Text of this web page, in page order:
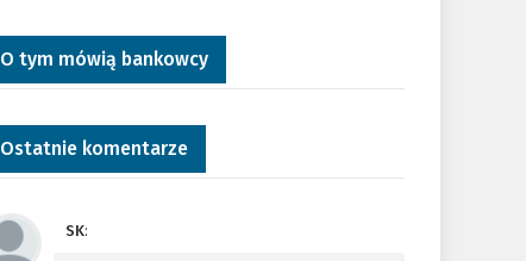
O tym mówią bankowcy
Ostatnie komentarze
SK: